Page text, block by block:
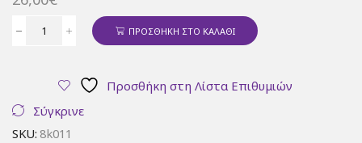
Κολιέ
ΠΡΟΣΘΉΚΗ ΣΤΟ ΚΑΛΆΘΙ
Προσθήκη στη Λίστα Επιθυμιών
Σύγκρινε
SKU: 8k011